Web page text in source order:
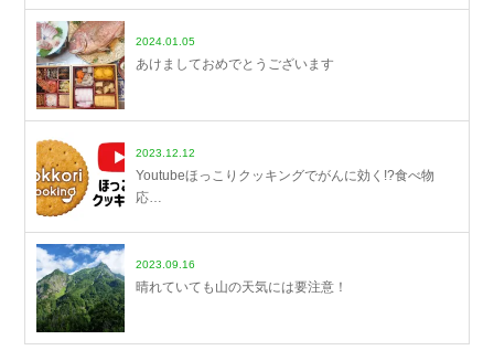
2024.01.05
あけましておめでとうございます
2023.12.12
Youtubeほっこりクッキングでがんに効く!?食べ物
応…
2023.09.16
晴れていても山の天気には要注意！